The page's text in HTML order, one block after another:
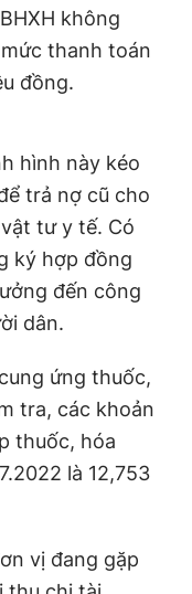
không
thanh toán
đồng.
hình này kéo
trả nợ cũ cho
tư y tế. Có
ký hợp đồng
đến công
dân.
ứng thuốc,
tra, các khoản
thuốc, hóa
là 12,753
vị đang gặp